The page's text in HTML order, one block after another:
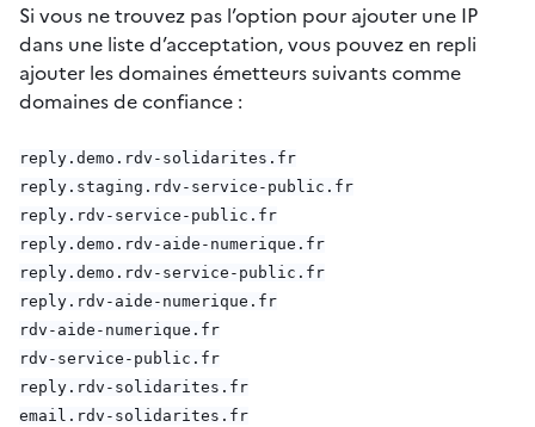
Si vous ne trouvez pas l’option pour ajouter une IP
dans une liste d’acceptation, vous pouvez en repli
ajouter les domaines émetteurs suivants comme
domaines de confiance :
reply.demo.rdv-solidarites.fr
reply.staging.rdv-service-public.fr
reply.rdv-service-public.fr
reply.demo.rdv-aide-numerique.fr
reply.demo.rdv-service-public.fr
reply.rdv-aide-numerique.fr
rdv-aide-numerique.fr
rdv-service-public.fr
reply.rdv-solidarites.fr
email.rdv-solidarites.fr